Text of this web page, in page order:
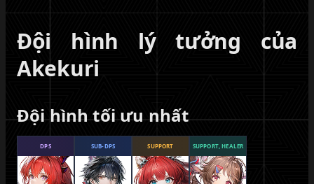
Đội hình lý tưởng của
Akekuri
Đội hình tối ưu nhất
DPS SUB-DPS SUPPORT SUPPORT, HEALER